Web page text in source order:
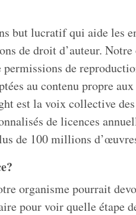
but lucratif qui aide les
de droit d’auteur.
de
au contenu propre
est la voix collective
de licences
de 100 millions
organisme pourrait
pour voir quelle étape